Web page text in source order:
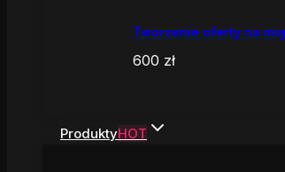
Tworzenie oferty na
600 zł
ProduktyHOT